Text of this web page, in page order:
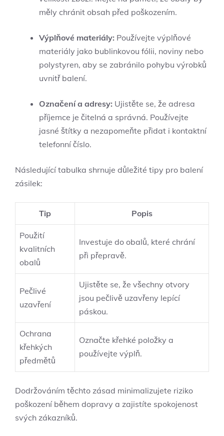
měly chránit obsah před poškozením.
Výplňové materiály: Používejte výplňové
materiály jako bublinkovou fólii, noviny nebo
polystyren, aby se zabránilo pohybu výrobků
uvnitř balení.
Označení a adresy: Ujistěte se, že adresa
příjemce je čitelná a správná. Používejte
jasné štítky a nezapomeňte přidat i kontaktní
telefonní číslo.
Následující tabulka shrnuje důležité tipy pro balení
zásilek:
Tip Popis
Použití
kvalitních
obalů
Investuje do obalů, které chrání
při přepravě.
Pečlivé
uzavření
Ujistěte se, že všechny otvory
jsou pečlivě uzavřeny lepící
páskou.
Ochrana
křehkých
předmětů
Označte křehké položky a
používejte výplň.
Dodržováním těchto zásad minimalizujete riziko
poškození během dopravy a zajistíte spokojenost
svých zákazníků.